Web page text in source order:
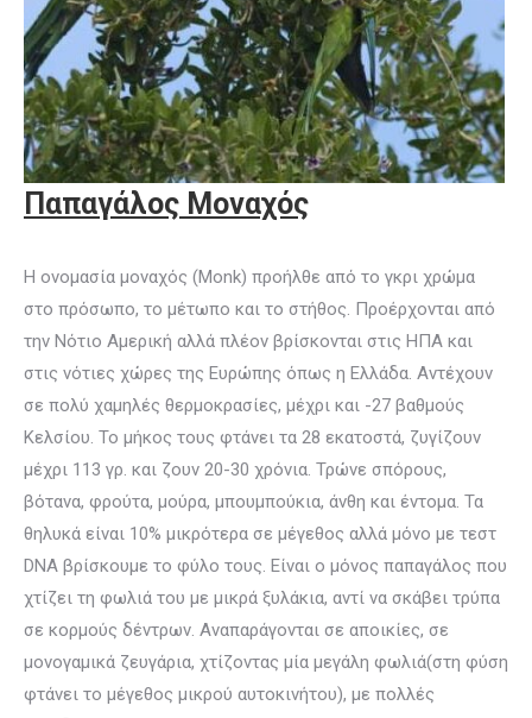
Παπαγάλος Μοναχός
Η ονομασία μοναχός (Monk) προήλθε από το γκρι χρώμα
στο πρόσωπο, το μέτωπο και το στήθος. Προέρχονται από
την Νότιο Αμερική αλλά πλέον βρίσκονται στις ΗΠΑ και
στις νότιες χώρες της Ευρώπης όπως η Ελλάδα. Αντέχουν
σε πολύ χαμηλές θερμοκρασίες, μέχρι και -27 βαθμούς
Κελσίου. Το μήκος τους φτάνει τα 28 εκατοστά, ζυγίζουν
μέχρι 113 γρ. και ζουν 20-30 χρόνια. Τρώνε σπόρους,
βότανα, φρούτα, μούρα, μπουμπούκια, άνθη και έντομα. Τα
θηλυκά είναι 10% μικρότερα σε μέγεθος αλλά μόνο με τεστ
DNA βρίσκουμε το φύλο τους. Είναι ο μόνος παπαγάλος που
χτίζει τη φωλιά του με μικρά ξυλάκια, αντί να σκάβει τρύπα
σε κορμούς δέντρων. Αναπαράγονται σε αποικίες, σε
μονογαμικά ζευγάρια, χτίζοντας μία μεγάλη φωλιά(στη φύση
φτάνει το μέγεθος μικρού αυτοκινήτου), με πολλές